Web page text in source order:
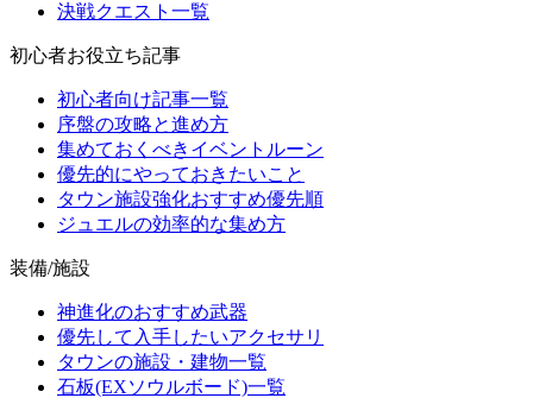
決戦クエスト一覧
初心者お役立ち記事
初心者向け記事一覧
序盤の攻略と進め方
集めておくべきイベントルーン
優先的にやっておきたいこと
タウン施設強化おすすめ優先順
ジュエルの効率的な集め方
装備/施設
神進化のおすすめ武器
優先して入手したいアクセサリ
タウンの施設・建物一覧
石板(EXソウルボード)一覧